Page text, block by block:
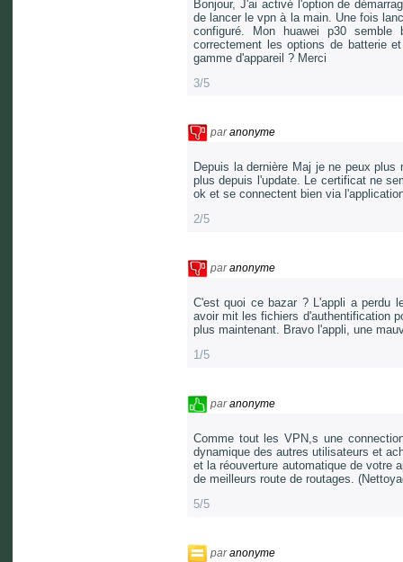
Bonjour, J'ai activé l'option de
de lancer le vpn à la main. Une fois
configuré. Mon huawei p30
correctement les options de batterie
gamme d'appareil ? Merci
3/5
paranonyme
Depuis la dernière Maj je ne peux
plus depuis l'update. Le certificat ne
ok et se connectent bien via
2/5
paranonyme
C'est quoi ce bazar ? L'appli a perdu
avoir mit les fichiers d'authentification
plus maintenant. Bravo l'appli, une
1/5
paranonyme
Comme tout les VPN,s une
dynamique des autres utilisateurs et
et la réouverture automatique de votre
de meilleurs route de routages.
5/5
paranonyme